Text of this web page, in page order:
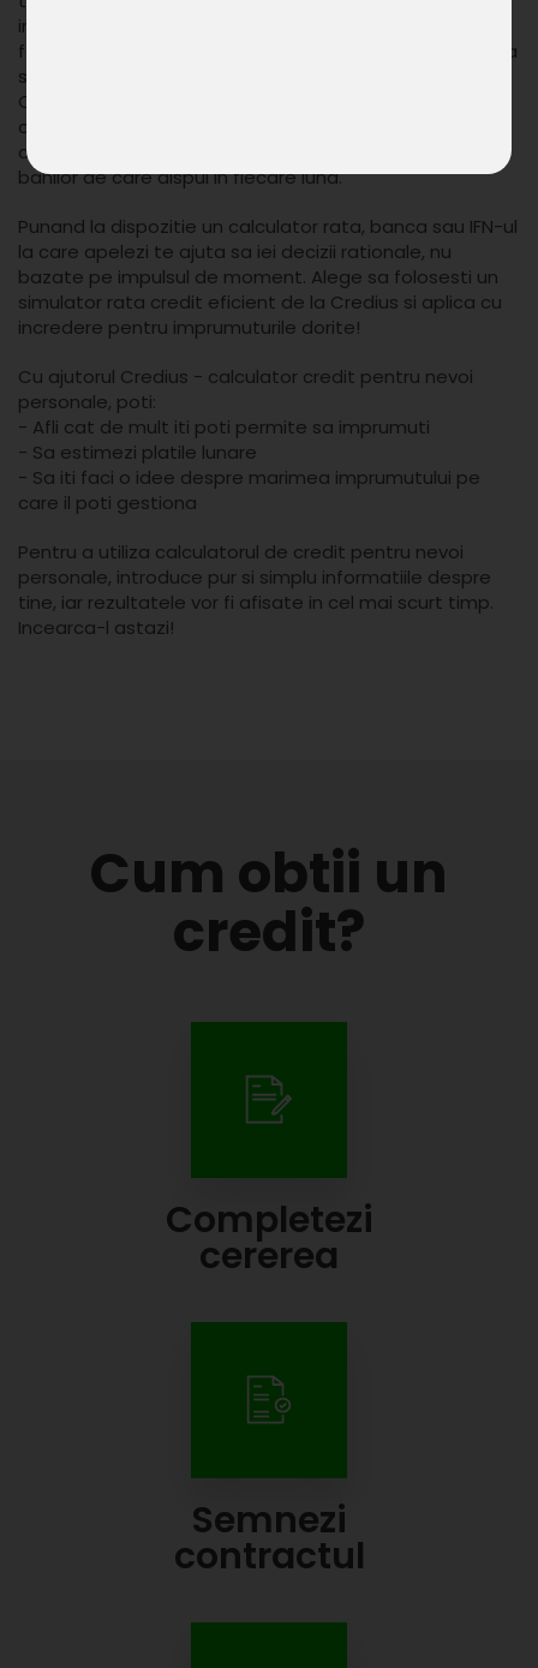
imprumut reusit. Dar pentru asta este important sa fie
folosit inainte de a aplica la Credius. Doar asa vei putea
sa soliciti suma optima, pe perioada potrivita.
Calculeaza rata in functie de veniturile de care dispui
cu certitudine in momentul in care aplici si asigura-te
ca rata va reprezenta un procent sustenabil din totalul
banilor de care dispui in fiecare luna.
Punand la dispozitie un calculator rata, banca sau IFN-ul
la care apelezi te ajuta sa iei decizii rationale, nu
bazate pe impulsul de moment. Alege sa folosesti un
simulator rata credit eficient de la Credius si aplica cu
incredere pentru imprumuturile dorite!
Cu ajutorul Credius - calculator credit pentru nevoi
personale, poti:
- Afli cat de mult iti poti permite sa imprumuti
- Sa estimezi platile lunare
- Sa iti faci o idee despre marimea imprumutului pe
care il poti gestiona
Pentru a utiliza calculatorul de credit pentru nevoi
personale, introduce pur si simplu informatiile despre
tine, iar rezultatele vor fi afisate in cel mai scurt timp.
Incearca-l astazi!
Cum obtii un
credit?
Completezi
cererea
Semnezi
contractul